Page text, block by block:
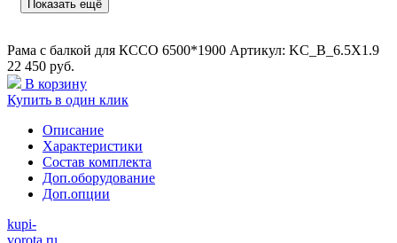
Показать ещё
Рама с балкой для КССО 6500*1900 Артикул: KC_B_6.5X1.9
22 450 руб.
В корзину
Купить в один клик
Описание
Характеристики
Состав комплекта
Доп.оборудование
Доп.опции
kupi-
vorota.ru